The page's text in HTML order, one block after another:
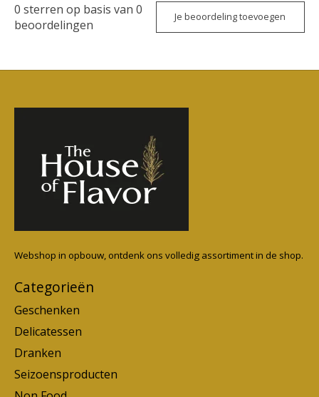
0 sterren op basis van 0
beoordelingen
Je beoordeling toevoegen
Webshop in opbouw, ontdenk ons volledig assortiment in de shop.
Categorieën
Geschenken
Delicatessen
Dranken
Seizoensproducten